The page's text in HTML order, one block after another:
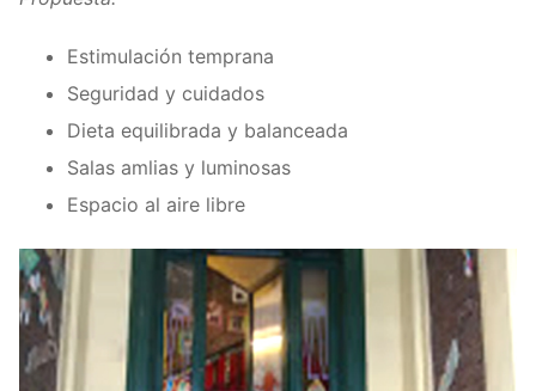
Estimulación temprana
Seguridad y cuidados
Dieta equilibrada y balanceada
Salas amlias y luminosas
Espacio al aire libre